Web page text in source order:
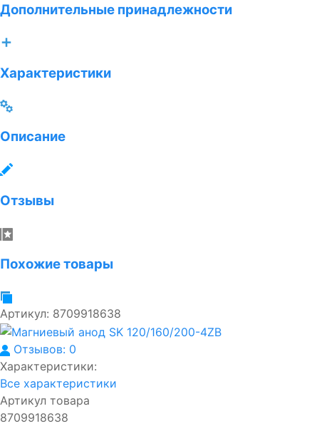
Дополнительные принадлежности
Характеристики
Описание
Отзывы
Похожие товары
Артикул: 8709918638
Отзывов: 0
Характеристики:
Все характеристики
Артикул товара
8709918638